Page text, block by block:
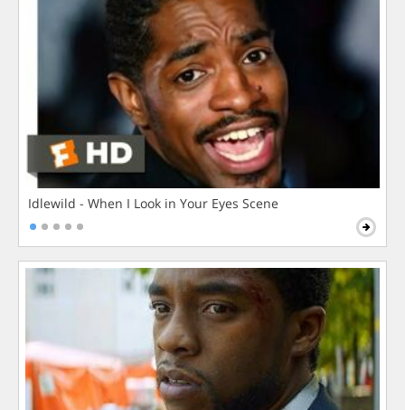
Idlewild - When I Look in Your Eyes Scene